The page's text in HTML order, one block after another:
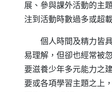
展、參與課外活動的主
注到活動時數過多或超
個人時間及精力皆具
易理解，但卻也經常被
要滋養少年多元能力之
要或各項學習主題之上